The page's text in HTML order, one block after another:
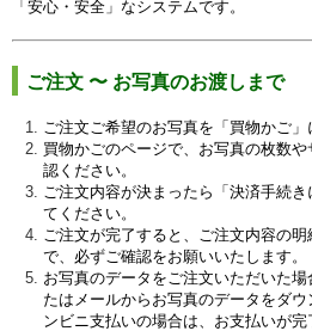
「安心・安全」なシステムです。
ご注文 〜 お写真のお渡しまで
ご注文ご希望のお写真を「買物かご」
買物かごのページで、お写真の枚数
認ください。
ご注文内容が決まったら「決済手続
てください。
ご注文が完了すると、ご注文内容の
で、必ずご確認をお願いいたします。
お写真のデータをご注文いただいた
たはメールからお写真のデータをダ
ンビニ支払いの場合は、お支払いが